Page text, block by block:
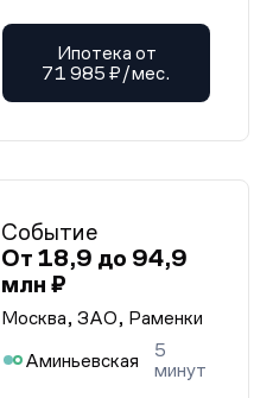
Ипотека от
71 985 ₽/мес.
Событие
От 18,9 до 94,9
млн ₽
Москва, ЗАО, Раменки
Аминьевская
5
минут